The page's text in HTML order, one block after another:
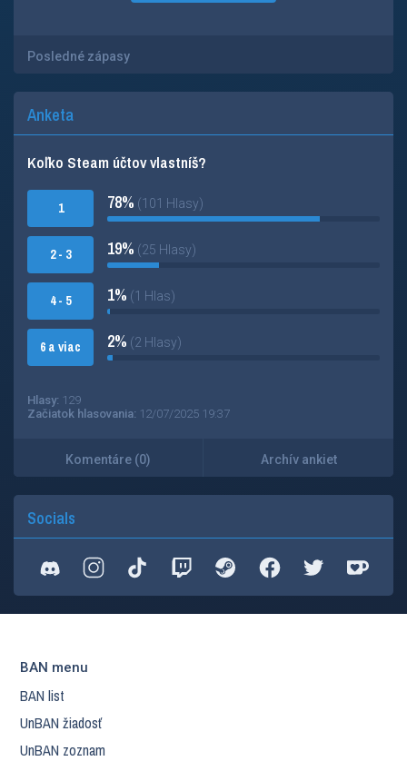
Posledné zápasy
Anketa
Koľko Steam účtov vlastníš?
1
2 - 3
4 - 5
6 a viac
78% (101 Hlasy)
19% (25 Hlasy)
1% (1 Hlas)
2% (2 Hlasy)
Hlasy: 129
Začiatok hlasovania: 12/07/2025 19:37
Komentáre (0) Archív ankiet
Socials
BAN menu
BAN list
UnBAN žiadosť
UnBAN zoznam